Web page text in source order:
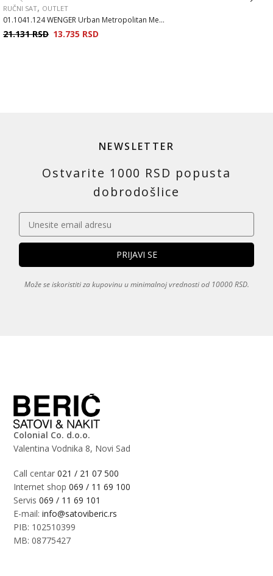
RUČNI SAT, OUTLET
01.1041.124 WENGER Urban Metropolitan Me...
21.131RSD 13.735 RSD
NEWSLETTER
Ostvarite 1000 RSD popusta
dobrodošlice
Može se iskoristiti za kupovinu u minimalnoj vrednosti od 10000 RSD.
Colonial Co. d.o.o.
Valentina Vodnika 8, Novi Sad
Call centar021 / 21 07 500
Internet shop069 / 11 69 100
Servis069 / 11 69 101
E-mail:info@satoviberic.rs
PIB: 102510399
MB: 08775427